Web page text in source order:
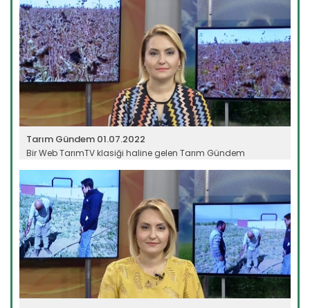
Devamını Oku ->
Tarım Gündem 01.07.2022
Bir Web TarımTV klasiği haline gelen Tarım Gündem
Devamını Oku ->